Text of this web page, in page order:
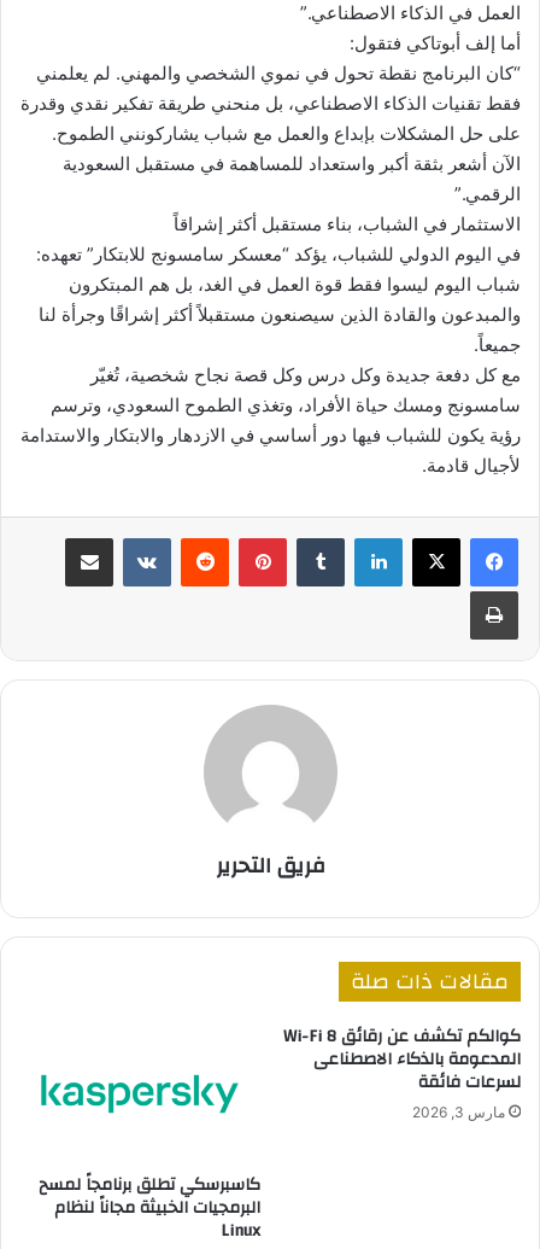
العمل في الذكاء الاصطناعي.”
أما إلف أبوتاكي فتقول:
“كان البرنامج نقطة تحول في نموي الشخصي والمهني. لم يعلمني
فقط تقنيات الذكاء الاصطناعي، بل منحني طريقة تفكير نقدي وقدرة
على حل المشكلات بإبداع والعمل مع شباب يشاركونني الطموح.
الآن أشعر بثقة أكبر واستعداد للمساهمة في مستقبل السعودية
الرقمي.”
الاستثمار في الشباب، بناء مستقبل أكثر إشراقاً
في اليوم الدولي للشباب، يؤكد “معسكر سامسونج للابتكار” تعهده:
شباب اليوم ليسوا فقط قوة العمل في الغد، بل هم المبتكرون
والمبدعون والقادة الذين سيصنعون مستقبلاً أكثر إشراقًا وجرأة لنا
جميعاً.
مع كل دفعة جديدة وكل درس وكل قصة نجاح شخصية، تُغيّر
سامسونج ومسك حياة الأفراد، وتغذي الطموح السعودي، وترسم
رؤية يكون للشباب فيها دور أساسي في الازدهار والابتكار والاستدامة
لأجيال قادمة.
لينكدإن بينتيريست مشاركة عبر البريد
طباعة
فريق التحرير
مقالات ذات صلة
كوالكم تكشف عن رقائق Wi-Fi 8
المدعومة بالذكاء الاصطناعى
لسرعات فائقة
مارس 3, 2026
كاسبرسكي تطلق برنامجاً لمسح
البرمجيات الخبيثة مجاناً لنظام
Linux